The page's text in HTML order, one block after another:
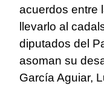
acuerdos entre
llevarlo al
diputados del
asoman su
García Aguiar,